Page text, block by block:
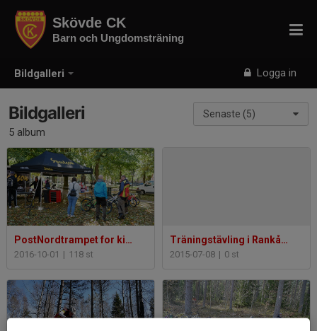
Bildgalleri Logga in
Skövde CK
Barn och Ungdomsträning
Senaste (5)
Bildgalleri
5 album
PostNordtrampet for kids 1 okt 2016
2016-10-01 | 118 st
Träningstävling i Rankås 7/7-15
2015-07-08 | 0 st